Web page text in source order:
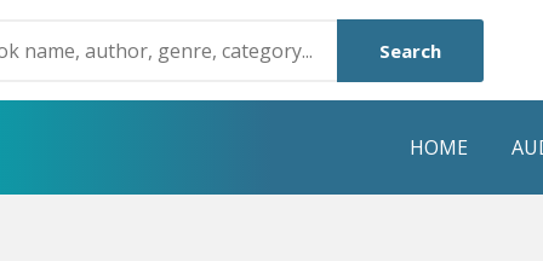
Search
HOME